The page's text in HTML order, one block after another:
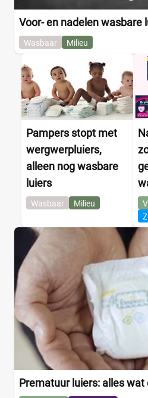
Voor- en nadelen wasbare
Wasbaar Milieu
Pampers stopt met
wergwerpluiers,
alleen nog wasbare
luiers
Wasbaar Milieu
Prematuur luiers: alles